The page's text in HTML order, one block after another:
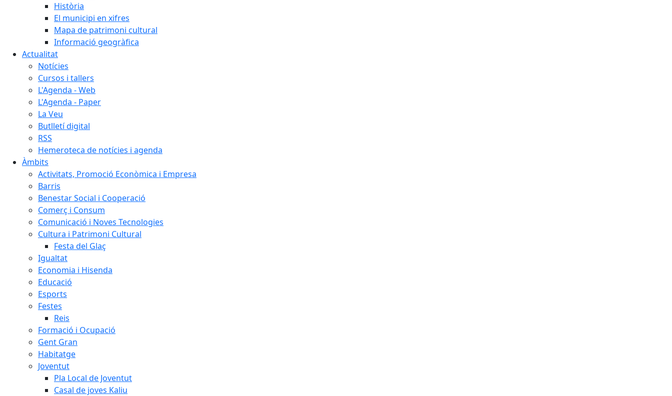
Història
El municipi en xifres
Mapa de patrimoni cultural
Informació geogràfica
Actualitat
Notícies
Cursos i tallers
L'Agenda - Web
L'Agenda - Paper
La Veu
Butlletí digital
RSS
Hemeroteca de notícies i agenda
Àmbits
Activitats, Promoció Econòmica i Empresa
Barris
Benestar Social i Cooperació
Comerç i Consum
Comunicació i Noves Tecnologies
Cultura i Patrimoni Cultural
Festa del Glaç
Igualtat
Economia i Hisenda
Educació
Esports
Festes
Reis
Formació i Ocupació
Gent Gran
Habitatge
Joventut
Pla Local de Joventut
Casal de joves Kaliu